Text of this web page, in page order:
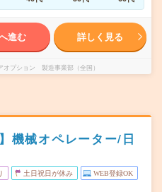
進む 詳しく見る
オプション 製造事業部（全国）
機械オペレーター/日
土日祝日が休み WEB登録OK